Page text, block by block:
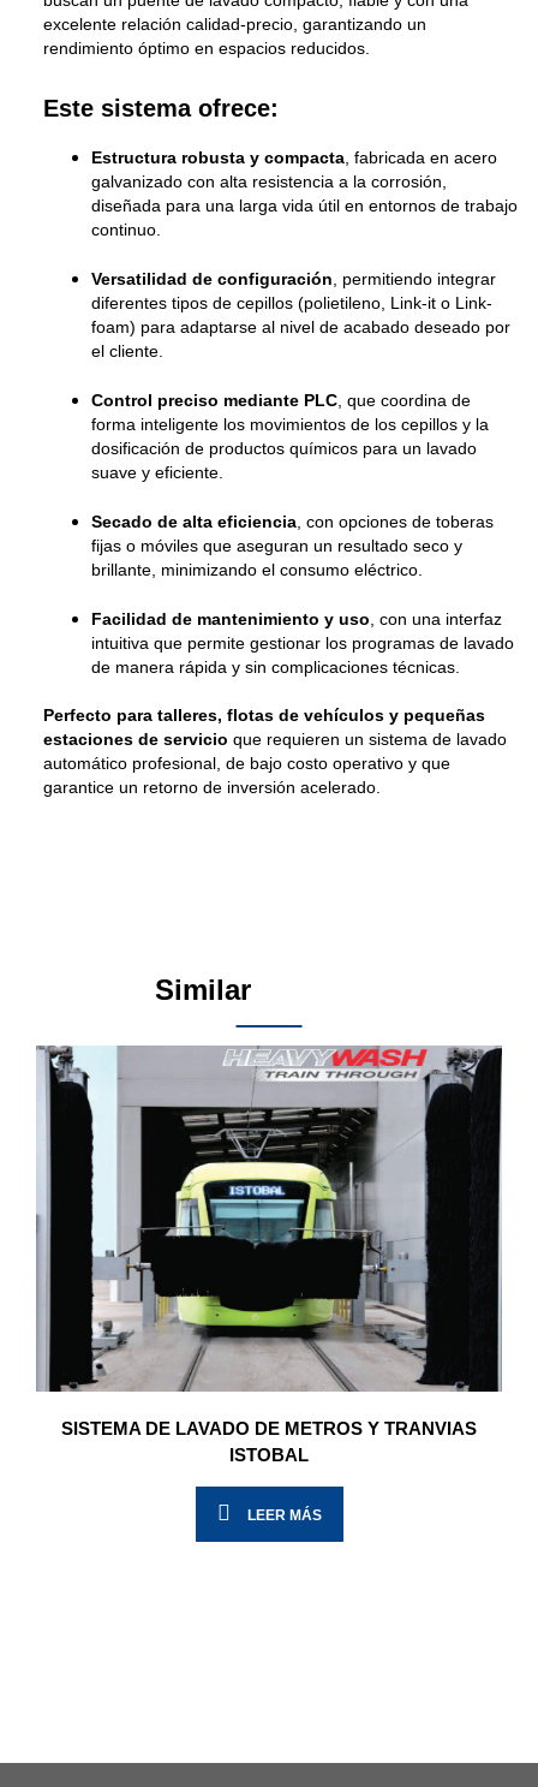
excelente relación calidad-precio, garantizando un
rendimiento óptimo en espacios reducidos.
Este sistema ofrece:
Estructura robusta y compacta , fabricada en acero
galvanizado con alta resistencia a la corrosión,
diseñada para una larga vida útil en entornos de trabajo
continuo.
Versatilidad de configuración , permitiendo integrar
diferentes tipos de cepillos (polietileno, Link-it o Link-
foam) para adaptarse al nivel de acabado deseado por
el cliente.
Control preciso mediante PLC , que coordina de
forma inteligente los movimientos de los cepillos y la
dosificación de productos químicos para un lavado
suave y eficiente.
Secado de alta eficiencia , con opciones de toberas
fijas o móviles que aseguran un resultado seco y
brillante, minimizando el consumo eléctrico.
Facilidad de mantenimiento y uso , con una interfaz
intuitiva que permite gestionar los programas de lavado
de manera rápida y sin complicaciones técnicas.
Perfecto para talleres, flotas de vehículos y pequeñas
estaciones de servicio que requieren un sistema de lavado
automático profesional, de bajo costo operativo y que
garantice un retorno de inversión acelerado.
Similar
SISTEMA DE LAVADO DE METROS Y TRANVIAS
ISTOBAL
LEER MÁS